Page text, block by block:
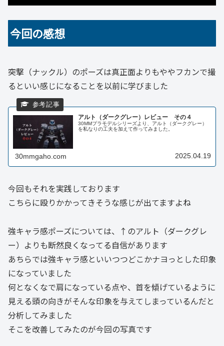
今回の感想
突撃（ナックル）のポーズは真正面よりもややフカンで撮
るといい感じになることを以前に学びました
アルト（ダークグレー）レビュー その４
30MMプラモデルシリーズより、アルト（ダークグレー）
を私なりの工夫を加えて作ってみました。
30mmgaho.com 2025.04.19
今回もそれを実践しております
こちらに殴りかかってきそうな感じが出てますよね
強キャラ感ポーズについては、↑のアルト（ダークグレ
ー）よりも断然良くなってる自信があります
あちらでは強キャラ感といいつつどこかナヨっとした印象
になっていました
何となくなで肩になっている点や、首を傾げているように
見える頭の向きがそんな印象を与えてしまっているんだと
分析してみました
そこを改善してみたのが今回の写真です